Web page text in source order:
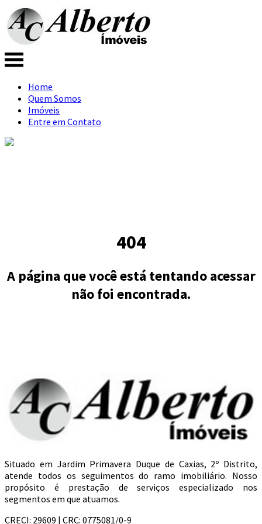
Home
Quem Somos
Imóveis
Entre em Contato
404
A página que você está tentando acessar
não foi encontrada.
Situado em Jardim Primavera Duque de Caxias, 2º Distrito,
atende todos os seguimentos do ramo imobiliário. Nosso
propósito é prestação de serviços especializado nos
segmentos em que atuamos.
CRECI: 29609 | CRC: 0775081/0-9